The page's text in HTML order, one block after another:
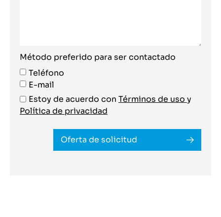
Método preferido para ser contactado
Teléfono
E-mail
Estoy de acuerdo con Términos de uso y
Política de privacidad
Oferta de solicitud